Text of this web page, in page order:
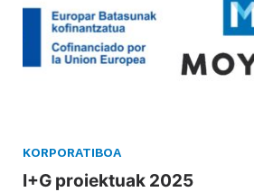
KORPORATIBOA
I+G proiektuak 2025